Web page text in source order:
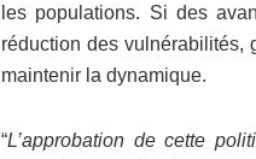
les populations. Si des
réduction des vulnérabilités,
maintenir la dynamique.
“L’approbation de cette